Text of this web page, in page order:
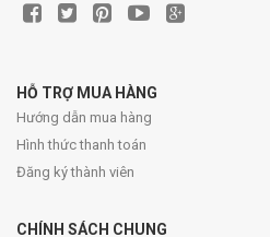
HỖ TRỢ MUA HÀNG
Hướng dẫn mua hàng
Hình thức thanh toán
Đăng ký thành viên
CHÍNH SÁCH CHUNG